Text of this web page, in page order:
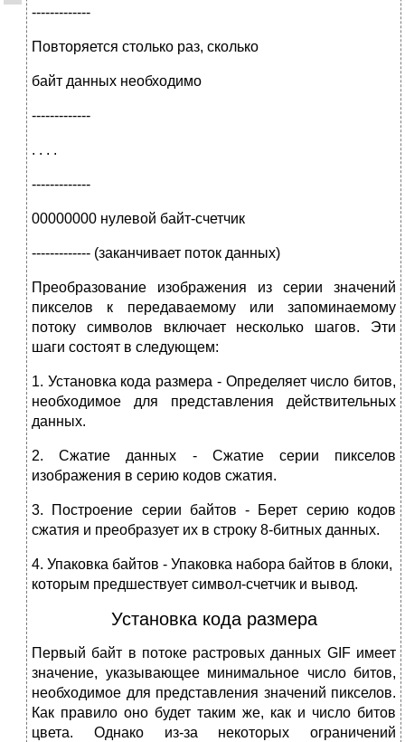
-------------
Повторяется столько раз, сколько
байт данных необходимо
-------------
. . . .
-------------
00000000 нулевой байт-счетчик
------------- (заканчивает поток данных)
Преобразование изображения из серии значений
пикселов к передаваемому или запоминаемому
потоку символов включает несколько шагов. Эти
шаги состоят в следующем:
1. Установка кода размера - Определяет число битов,
необходимое для представления действительных
данных.
2. Сжатие данных - Сжатие серии пикселов
изображения в серию кодов сжатия.
3. Построение серии байтов - Берет серию кодов
сжатия и преобразует их в строку 8-битных данных.
4. Упаковка байтов - Упаковка набора байтов в блоки,
которым предшествует символ-счетчик и вывод.
Установка кода размера
Первый байт в потоке растровых данных GIF имеет
значение, указывающее минимальное число битов,
необходимое для представления значений пикселов.
Как правило оно будет таким же, как и число битов
цвета. Однако из-за некоторых ограничений